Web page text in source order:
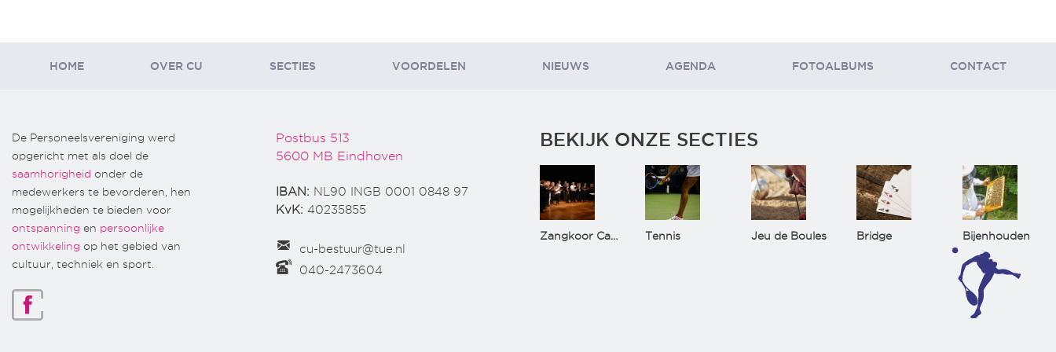
HOME OVER CU SECTIES VOORDELEN NIEUWS AGENDA FOTOALBUMS CONTACT
De Personeelsvereniging werd
opgericht met als doel de
saamhorigheid onder de
medewerkers te bevorderen, hen
mogelijkheden te bieden voor
ontspanning en persoonlijke
ontwikkeling op het gebied van
cultuur, techniek en sport.
Postbus 513
5600 MB Eindhoven
IBAN: NL90 INGB 0001 0848 97
KvK: 40235855
cu-bestuur@tue.nl
040-2473604
BEKIJK ONZE SECTIES
Zangkoor CantaTu Tennis Jeu de Boules Bridge Bijenhouden